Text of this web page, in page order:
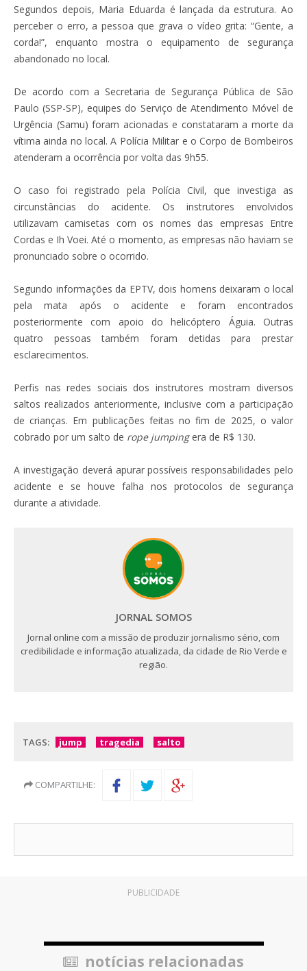
Segundos depois, Maria Eduarda é lançada da estrutura. Ao
perceber o erro, a pessoa que grava o vídeo grita: “Gente, a
corda!”, enquanto mostra o equipamento de segurança
abandonado no local.
De acordo com a Secretaria de Segurança Pública de São
Paulo (SSP-SP), equipes do Serviço de Atendimento Móvel de
Urgência (Samu) foram acionadas e constataram a morte da
vítima ainda no local. A Polícia Militar e o Corpo de Bombeiros
atenderam a ocorrência por volta das 9h55.
O caso foi registrado pela Polícia Civil, que investiga as
circunstâncias do acidente. Os instrutores envolvidos
utilizavam camisetas com os nomes das empresas Entre
Cordas e Ih Voei. Até o momento, as empresas não haviam se
pronunciado sobre o ocorrido.
Segundo informações da EPTV, dois homens deixaram o local
pela mata após o acidente e foram encontrados
posteriormente com apoio do helicóptero Águia. Outras
quatro pessoas também foram detidas para prestar
esclarecimentos.
Perfis nas redes sociais dos instrutores mostram diversos
saltos realizados anteriormente, inclusive com a participação
de crianças. Em publicações feitas no fim de 2025, o valor
cobrado por um salto de rope jumpingera de R$ 130.
A investigação deverá apurar possíveis responsabilidades pelo
acidente e se houve falha nos protocolos de segurança
durante a atividade.
JORNAL SOMOS
Jornal online com a missão de produzir jornalismo sério, com
credibilidade e informação atualizada, da cidade de Rio Verde e
região.
TAGS: jump tragedia salto
COMPARTILHE:
PUBLICIDADE
notícias relacionadas